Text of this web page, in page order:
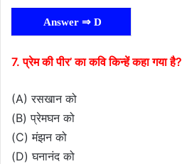
Answer ⇒ D
7. प्रेम की पीर’ का कवि किन्हें कहा गया है?
(A) रसखान को
(B) प्रेमघन को
(C) मंझन को
(D) घनानंद को